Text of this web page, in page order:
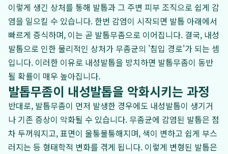
이렇게 생긴 상처를 통해 발톱과 그 주변 피부 조직으로 쉽게 감
염을 일으킬 수 있습니다. 한번 감염이 시작되면 발톱 아래에서
빠르게 증식하며, 이는 곧 발톱무좀으로 이어집니다. 결국, 내성
발톱으로 인한 물리적인 상처가 무좀균의 '침입 경로'가 되는 셈
입니다. 이러한 이유로 내성발톱을 방치하면 발톱무좀이 동반
될 확률이 매우 높아집니다.
발톱무좀이 내성발톱을 악화시키는 과정
반대로, 발톱무좀이 먼저 발생한 경우에도 내성발톱이 생기거
나 기존 증상이 악화될 수 있습니다. 무좀균에 감염된 발톱은 점
차 두꺼워지고, 표면이 울퉁불퉁해지며, 색이 변하고 쉽게 부스
러지는 등 형태학적 변화를 겪게 됩니다. 이렇게 변형된 발톱은